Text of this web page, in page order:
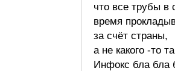
что все трубы в
время
за счёт страны,
а не какого -то
Инфокс бла бла